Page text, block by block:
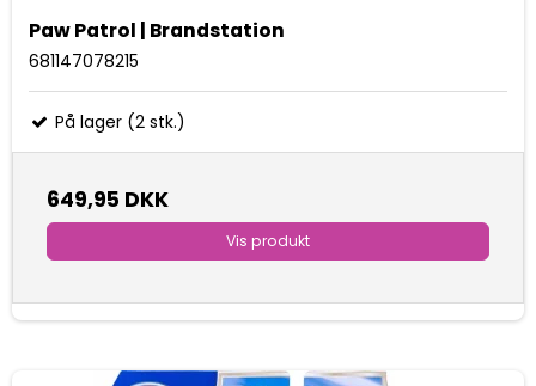
Paw Patrol | Brandstation
681147078215
På lager (2 stk.)
649,95 DKK
Vis produkt